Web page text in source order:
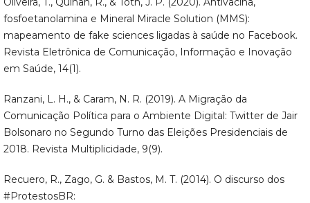
fosfoetanolamina e Mineral Miracle Solution (MMS):
mapeamento de fake sciences ligadas à saúde no Facebook.
Revista Eletrônica de Comunicação, Informação e Inovação
em Saúde, 14(1).
Ranzani, L. H., & Caram, N. R. (2019). A Migração da
Comunicação Política para o Ambiente Digital: Twitter de Jair
Bolsonaro no Segundo Turno das Eleições Presidenciais de
2018. Revista Multiplicidade, 9(9).
Recuero, R., Zago, G. & Bastos, M. T. (2014). O discurso dos
#ProtestosBR: